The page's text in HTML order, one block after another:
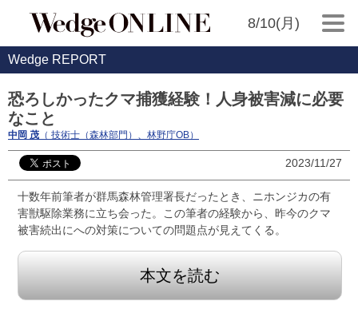
8/10(月)
Wedge REPORT
恐ろしかったクマ捕獲経験！人身被害減に必要
なこと
中岡 茂 （ 技術士（森林部門）、林野庁OB）
2023/11/27
十数年前筆者が群馬森林管理署長だったとき、ニホンジカの有
害獣駆除業務に立ち会った。この筆者の経験から、昨今のクマ
被害続出にへの対策についての問題点が見えてくる。
本文を読む